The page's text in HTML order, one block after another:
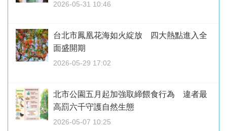
2026-05-31 10:46
台北市鳳凰花海如火綻放 四大熱點進入全
面盛開期
2026-05-29 17:02
北市公園五月起加強取締餵食行為 違者最
高罰六千守護自然生態
2026-05-07 10:25